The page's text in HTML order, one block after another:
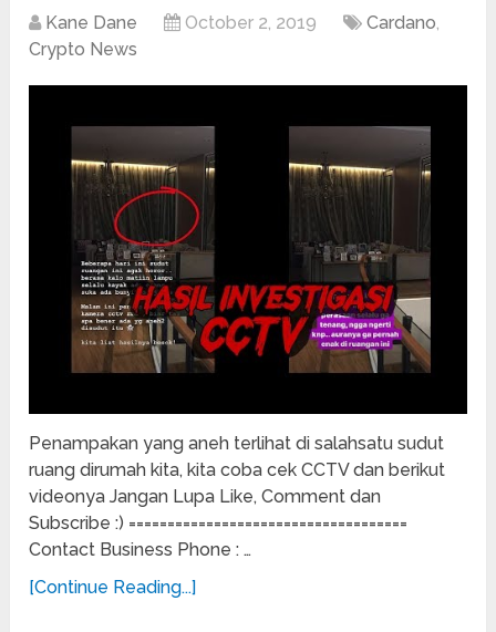
Kane Dane October 2, 2019 Cardano,
Crypto News
Penampakan yang aneh terlihat di salahsatu sudut
ruang dirumah kita, kita coba cek CCTV dan berikut
videonya Jangan Lupa Like, Comment dan
Subscribe :) ====================================
Contact Business Phone : …
[Continue Reading...]